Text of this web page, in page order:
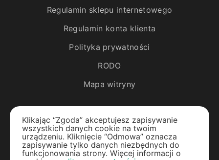
Regulamin sklepu internetowego
Regulamin konta klienta
Polityka prywatności
RODO
Mapa witryny
Katalog
Rośliny egzotyczne
Drzewa owocowe
Klikając “Zgoda” akceptujesz zapisywanie
wszystkich danych cookie na twoim
urządzeniu. Kliknięcie “Odmowa” oznacza
zapisywanie tylko danych niezbędnych do
funkcjonowania strony. Więcej informacji o